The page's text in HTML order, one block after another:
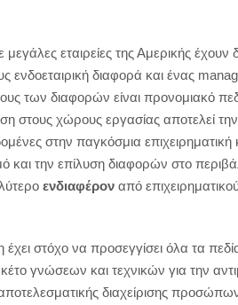
μεγάλες εταιρείες της Αμερικής
ενδοεταιρική διαφορά και ένας
των διαφορών είναι προνομιακό
στους χώρους εργασίας αποτελεί
στην παγκόσμια
και την επίλυση διαφορών στο
ενδιαφέρον από
έχει στόχο να προσεγγίσει όλα τα
γνώσεων και τεχνικών για την
διαχείρισης